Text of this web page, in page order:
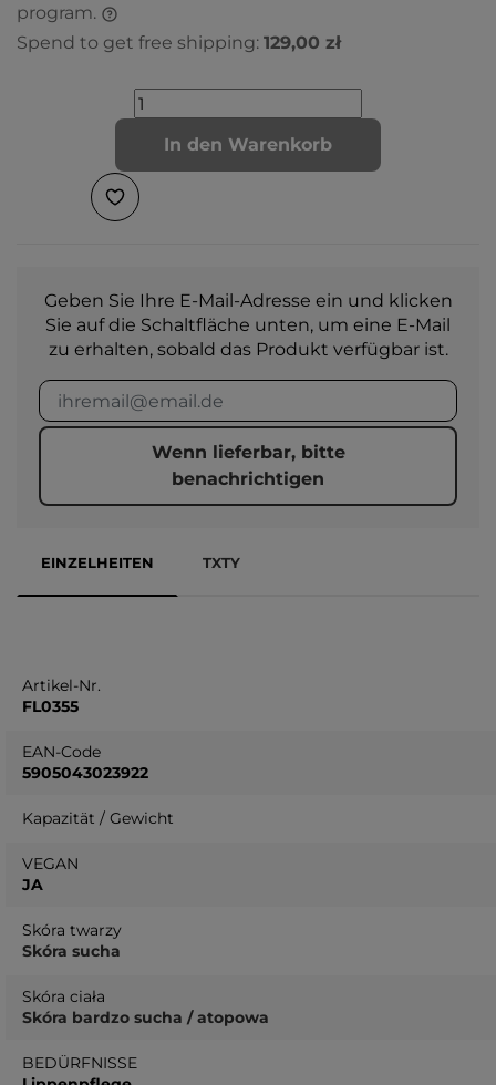
program.
Spend to get free shipping: 129,00 zł
In den Warenkorb
Geben Sie Ihre E-Mail-Adresse ein und klicken
Sie auf die Schaltfläche unten, um eine E-Mail
zu erhalten, sobald das Produkt verfügbar ist.
Wenn lieferbar, bitte
benachrichtigen
EINZELHEITEN TXTY
Artikel-Nr.
FL0355
EAN-Code
5905043023922
Kapazität / Gewicht
VEGAN
JA
Skóra twarzy
Skóra sucha
Skóra ciała
Skóra bardzo sucha / atopowa
BEDÜRFNISSE